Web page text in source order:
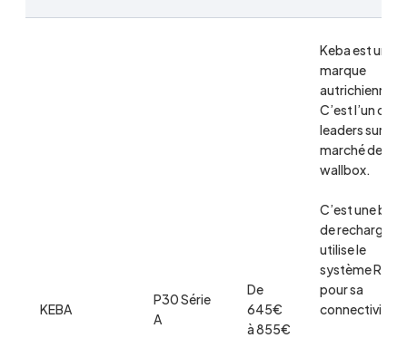
KEBA
P30 Série
A
De
645€
à 855€
Keba est une
marque
autrichienne.
C’est l’un des
leaders sur le
marché de la
wallbox.
C’est une
de recharge
utilise le
système RFID
pour sa
connectivité.